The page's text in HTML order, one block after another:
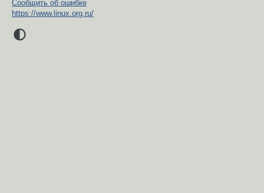
Сообщить об ошибке
https://www.linux.org.ru/